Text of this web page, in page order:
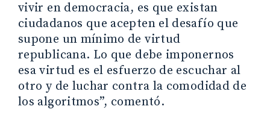
vivir en democracia, es que existan
ciudadanos que acepten el desafío que
supone un mínimo de virtud
republicana. Lo que debe imponernos
esa virtud es el esfuerzo de escuchar al
otro y de luchar contra la comodidad de
los algoritmos”, comentó.